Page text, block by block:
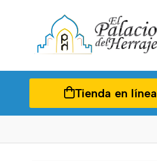
Tienda en línea